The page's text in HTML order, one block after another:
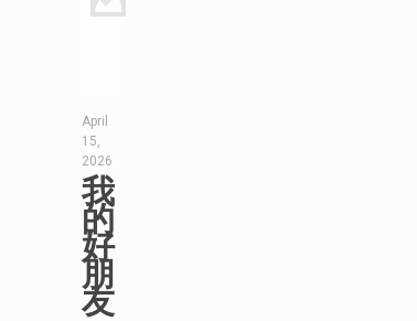
April
15,
2026
我
的
好
朋
友